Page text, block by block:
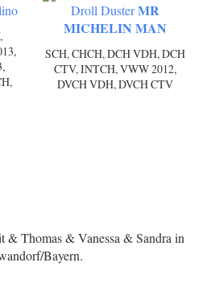
Droll DusterMR
MICHELIN MAN
SCH, CHCH, DCH VDH, DCH
CTV, INTCH, VWW 2012,
DVCH VDH, DVCH CTV
Thomas & Vanessa & Sandra in
Bayern.